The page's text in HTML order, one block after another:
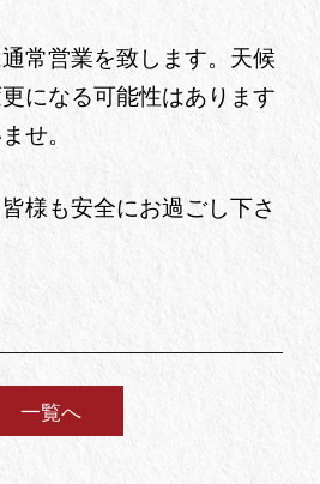
常営業を致します。天候
になる可能性はあります
せ。
様も安全にお過ごし下さ
一覧へ